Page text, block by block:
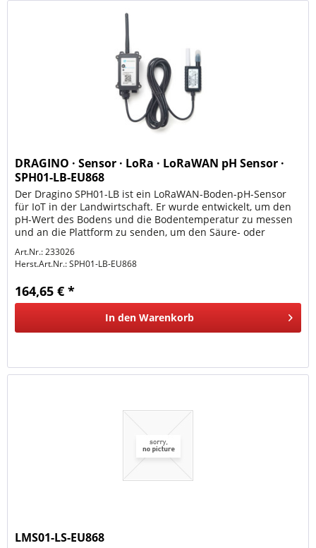
DRAGINO · Sensor · LoRa · LoRaWAN pH Sensor ·
SPH01-LB-EU868
Der Dragino SPH01-LB ist ein LoRaWAN-Boden-pH-Sensor
für IoT in der Landwirtschaft. Er wurde entwickelt, um den
pH-Wert des Bodens und die Bodentemperatur zu messen
und an die Plattform zu senden, um den Säure- oder
Art.Nr.: 233026
Herst.Art.Nr.:SPH01-LB-EU868
164,65 € *
In den Warenkorb
LMS01-LS-EU868